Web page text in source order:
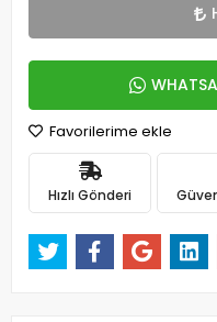
Favorilerime ekle
Hızlı Gönderi